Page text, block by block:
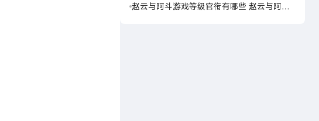
赵云与阿斗游戏等级官衔有哪些 赵云与阿斗